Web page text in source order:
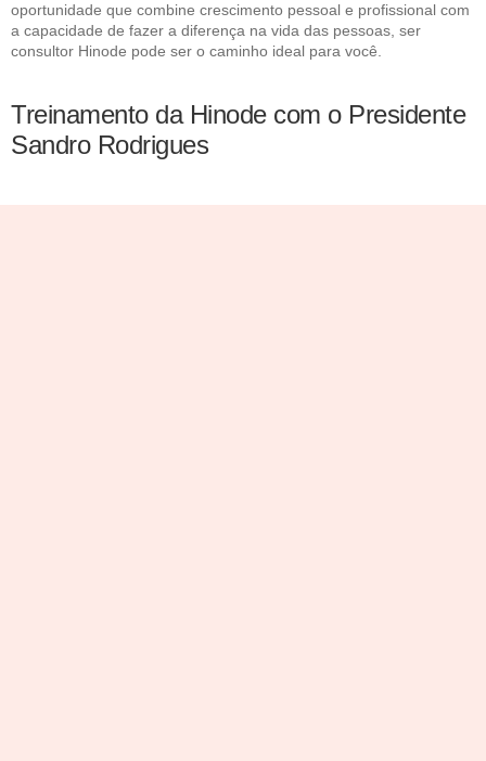
oportunidade que combine crescimento pessoal e profissional com
a capacidade de fazer a diferença na vida das pessoas, ser
consultor Hinode pode ser o caminho ideal para você.
Treinamento da Hinode com o Presidente
Sandro Rodrigues